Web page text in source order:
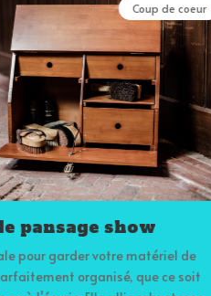
Coup de coeur
pansage show
pour garder votre matériel de
organisé, que ce soit